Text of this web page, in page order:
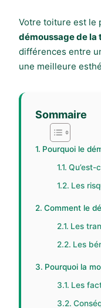
Votre toiture est le
démoussage de la
différences entre
une meilleure
Sommaire
Pourquoi le
Qu’est-
Les
Comment le
Les
Les
Pourquoi la
Les